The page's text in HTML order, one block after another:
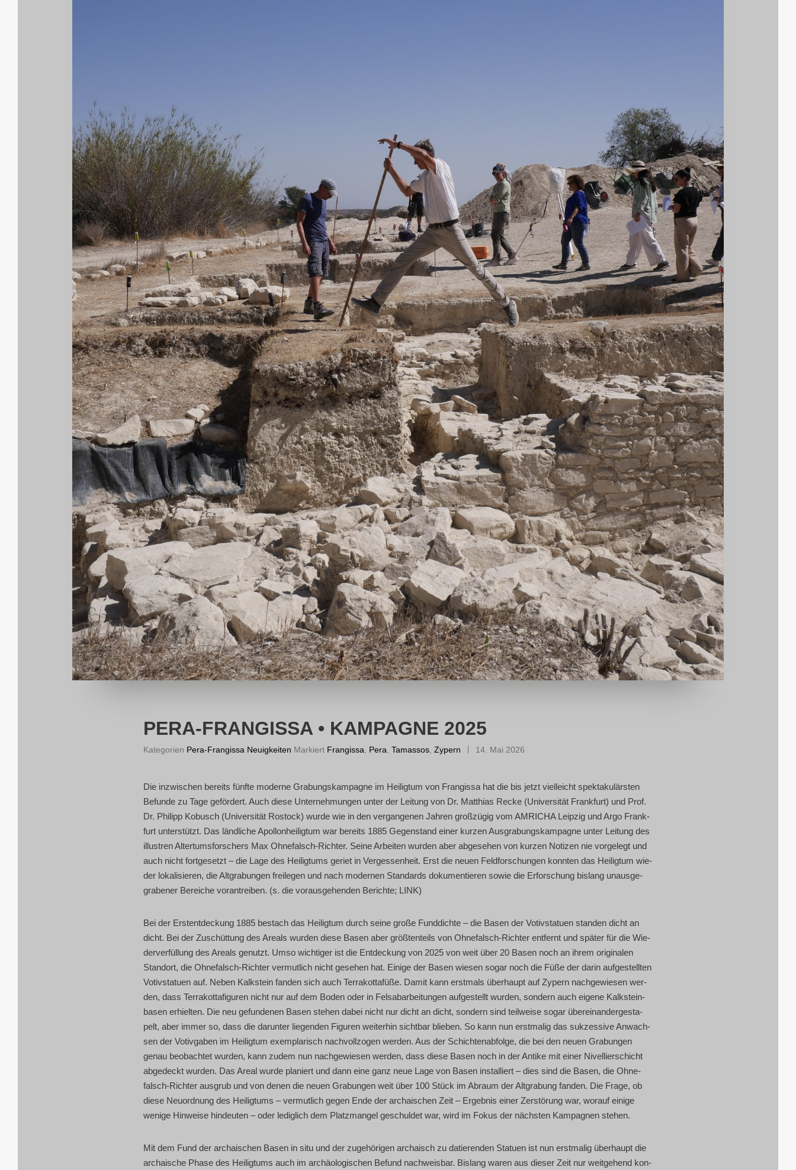
PERA-FRANGISSA • KAMPAGNE 2025
Kategorien Pera-Frangissa Neuigkeiten Markiert Frangissa Pera Tamassos Zypern 14. Mai 2026
Die inzwi­schen bereits fünf­te moder­ne Gra­bungs­kam­pa­gne im Hei­lig­tum von Fran­gis­sa hat die bis jetzt viel­leicht spek­ta­ku­lärs­ten
Befun­de zu Tage geför­dert. Auch die­se Unter­neh­mun­gen unter der Lei­tung von Dr. Mat­thi­as Recke (Uni­ver­si­tät Frank­furt) und Prof.
Dr. Phil­ipp Kobusch (Uni­ver­si­tät Ros­tock) wur­de wie in den ver­gan­ge­nen Jah­ren groß­zü­gig vom AMRICHA Leip­zig und Argo Frank­
furt unter­stützt. Das länd­li­che Apol­lon­hei­lig­tum war bereits 1885 Gegen­stand einer kur­zen Aus­gra­bungs­kam­pa­gne unter Lei­tung des
illus­tren Alter­tums­for­schers Max Ohne­falsch-Rich­ter. Sei­ne Arbei­ten wur­den aber abge­se­hen von kur­zen Noti­zen nie vor­ge­legt und
auch nicht fort­ge­setzt – die Lage des Hei­lig­tums geriet in Ver­ges­sen­heit. Erst die neu­en Feld­for­schun­gen konn­ten das Hei­lig­tum wie­
der loka­li­sie­ren, die Alt­gra­bun­gen frei­le­gen und nach moder­nen Stan­dards doku­men­tie­ren sowie die Erfor­schung bis­lang unaus­ge­
gra­be­ner Berei­che vor­an­trei­ben. (s. die vor­aus­ge­hen­den Berich­te; LINK)
Bei der Erstent­de­ckung 1885 bestach das Hei­lig­tum durch sei­ne gro­ße Fund­dich­te – die Basen der Votiv­sta­tu­en stan­den dicht an
dicht. Bei der Zuschüt­tung des Are­als wur­den die­se Basen aber größ­ten­teils von Ohne­falsch-Rich­ter ent­fernt und spä­ter für die Wie­
der­ver­fül­lung des Are­als genutzt. Umso wich­ti­ger ist die Ent­de­ckung von 2025 von weit über 20 Basen noch an ihrem ori­gi­na­len
Stand­ort, die Ohne­falsch-Rich­ter ver­mut­lich nicht gese­hen hat. Eini­ge der Basen wie­sen sogar noch die Füße der dar­in auf­ge­stell­ten
Votiv­sta­tu­en auf. Neben Kalk­stein fan­den sich auch Ter­ra­kot­ta­fü­ße. Damit kann erst­mals über­haupt auf Zypern nach­ge­wie­sen wer­
den, dass Ter­ra­kot­ta­fi­gu­ren nicht nur auf dem Boden oder in Fels­ab­ar­bei­tun­gen auf­ge­stellt wur­den, son­dern auch eige­ne Kalk­stein­
ba­sen erhiel­ten. Die neu gefun­de­nen Basen ste­hen dabei nicht nur dicht an dicht, son­dern sind teil­wei­se sogar über­ein­an­der­ge­sta­
pelt, aber immer so, dass die dar­un­ter lie­gen­den Figu­ren wei­ter­hin sicht­bar blie­ben. So kann nun erst­ma­lig das suk­zes­si­ve Anwach­
sen der Votiv­ga­ben im Hei­lig­tum exem­pla­risch nach­voll­zo­gen wer­den. Aus der Schich­ten­ab­fol­ge, die bei den neu­en Gra­bun­gen
genau beob­ach­tet wur­den, kann zudem nun nach­ge­wie­sen wer­den, dass die­se Basen noch in der Anti­ke mit einer Nivel­lier­schicht
abge­deckt wur­den. Das Are­al wur­de pla­niert und dann eine ganz neue Lage von Basen instal­liert – dies sind die Basen, die Ohne­
falsch-Rich­ter aus­grub und von denen die neu­en Gra­bun­gen weit über 100 Stück im Abraum der Alt­gra­bung fan­den. Die Fra­ge, ob
die­se Neu­ord­nung des Hei­lig­tums – ver­mut­lich gegen Ende der archai­schen Zeit – Ergeb­nis einer Zer­stö­rung war, wor­auf eini­ge
weni­ge Hin­wei­se hin­deu­ten – oder ledig­lich dem Platz­man­gel geschul­det war, wird im Fokus der nächs­ten Kam­pa­gnen stehen.
Mit dem Fund der archai­schen Basen in situ und der zuge­hö­ri­gen archa­isch zu datie­ren­den Sta­tu­en ist nun erst­ma­lig über­haupt die
archai­sche Pha­se des Hei­lig­tums auch im archäo­lo­gi­schen Befund nach­weis­bar. Bis­lang waren aus die­ser Zeit nur weit­ge­hend kon­